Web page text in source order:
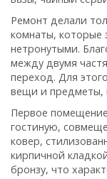
Ремонт делали
комнаты, которые
нетронутыми.
между двумя
переход. Для
вещи и предметы,
Первое
гостиную,
ковер,
кирпичной
бронзу, что